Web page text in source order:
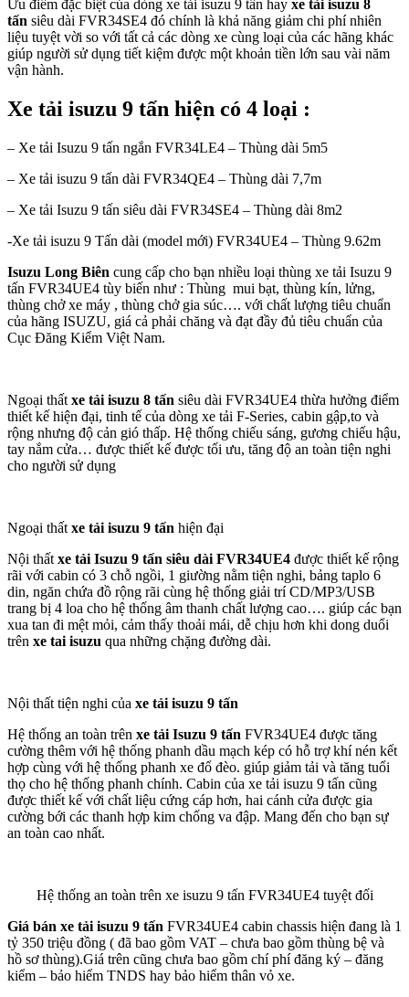
Ưu điểm đặc biệt của dòng xe tải isuzu 9 tấn hay xe tải isuzu 8
tấn siêu dài FVR34SE4 đó chính là khả năng giảm chi phí nhiên
liệu tuyệt vời so với tất cả các dòng xe cùng loại của các hãng khác
giúp người sử dụng tiết kiệm được một khoản tiền lớn sau vài năm
vận hành.
Xe tải isuzu 9 tấn hiện có 4 loại :
– Xe tải Isuzu 9 tấn ngắn FVR34LE4 – Thùng dài 5m5
– Xe tải isuzu 9 tấn dài FVR34QE4 – Thùng dài 7,7m
– Xe tải Isuzu 9 tấn siêu dài FVR34SE4 – Thùng dài 8m2
-Xe tải isuzu 9 Tấn dài (model mới) FVR34UE4 – Thùng 9.62m
Isuzu Long Biên cung cấp cho bạn nhiều loại thùng xe tải Isuzu 9
tấn FVR34UE4 tùy biến như : Thùng mui bạt, thùng kín, lửng,
thùng chở xe máy , thùng chở gia súc…. với chất lượng tiêu chuẩn
của hãng ISUZU, giá cả phải chăng và đạt đầy đủ tiêu chuẩn của
Cục Đăng Kiểm Việt Nam.
Ngoại thất xe tải isuzu 8 tấn siêu dài FVR34UE4 thừa hưởng điểm
thiết kế hiện đại, tinh tế của dòng xe tải F-Series, cabin gập,to và
rộng nhưng độ cản gió thấp. Hệ thống chiếu sáng, gương chiếu hậu,
tay nắm cửa… được thiết kế được tối ưu, tăng độ an toàn tiện nghi
cho người sử dụng
Ngoại thất xe tải isuzu 9 tấn hiện đại
Nội thất xe tải Isuzu 9 tấn siêu dài FVR34UE4 được thiết kế rộng
rãi với cabin có 3 chỗ ngồi, 1 giường nằm tiện nghi, bảng taplo 6
din, ngăn chứa đồ rộng rãi cùng hệ thống giải trí CD/MP3/USB
trang bị 4 loa cho hệ thống âm thanh chất lượng cao…. giúp các bạn
xua tan đi mệt mỏi, cảm thấy thoải mái, dễ chịu hơn khi dong duổi
trên xe tai isuzu qua những chặng đường dài.
Nội thất tiện nghi của xe tải isuzu 9 tấn
Hệ thống an toàn trên xe tải Isuzu 9 tấn FVR34UE4 được tăng
cường thêm với hệ thống phanh dầu mạch kép có hỗ trợ khí nén kết
hợp cùng với hệ thống phanh xe đổ đèo. giúp giảm tải và tăng tuổi
thọ cho hệ thống phanh chính. Cabin của xe tải isuzu 9 tấn cũng
được thiết kế với chất liệu cứng cáp hơn, hai cánh cửa được gia
cường bới các thanh hợp kim chống va đập. Mang đến cho bạn sự
an toàn cao nhất.
Hệ thống an toàn trên xe isuzu 9 tấn FVR34UE4 tuyệt đối
Giá bán xe tải isuzu 9 tấn FVR34UE4 cabin chassis hiện đang là 1
tỷ 350 triệu đồng ( đã bao gồm VAT – chưa bao gồm thùng bệ và
hồ sơ thùng).Giá trên cũng chưa bao gồm chí phí đăng ký – đăng
kiểm – bảo hiểm TNDS hay bảo hiểm thân vỏ xe.